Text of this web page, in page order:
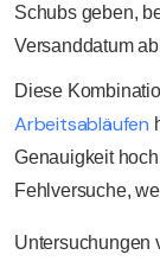
Schubs geben,
Versanddatum
Diese
Arbeitsabläufen
Genauigkeit
Fehlversuche,
Untersuchungen